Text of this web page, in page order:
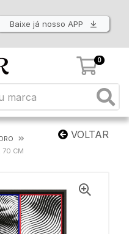
Baixe já nosso APP
0
VOLTAR
70 CM